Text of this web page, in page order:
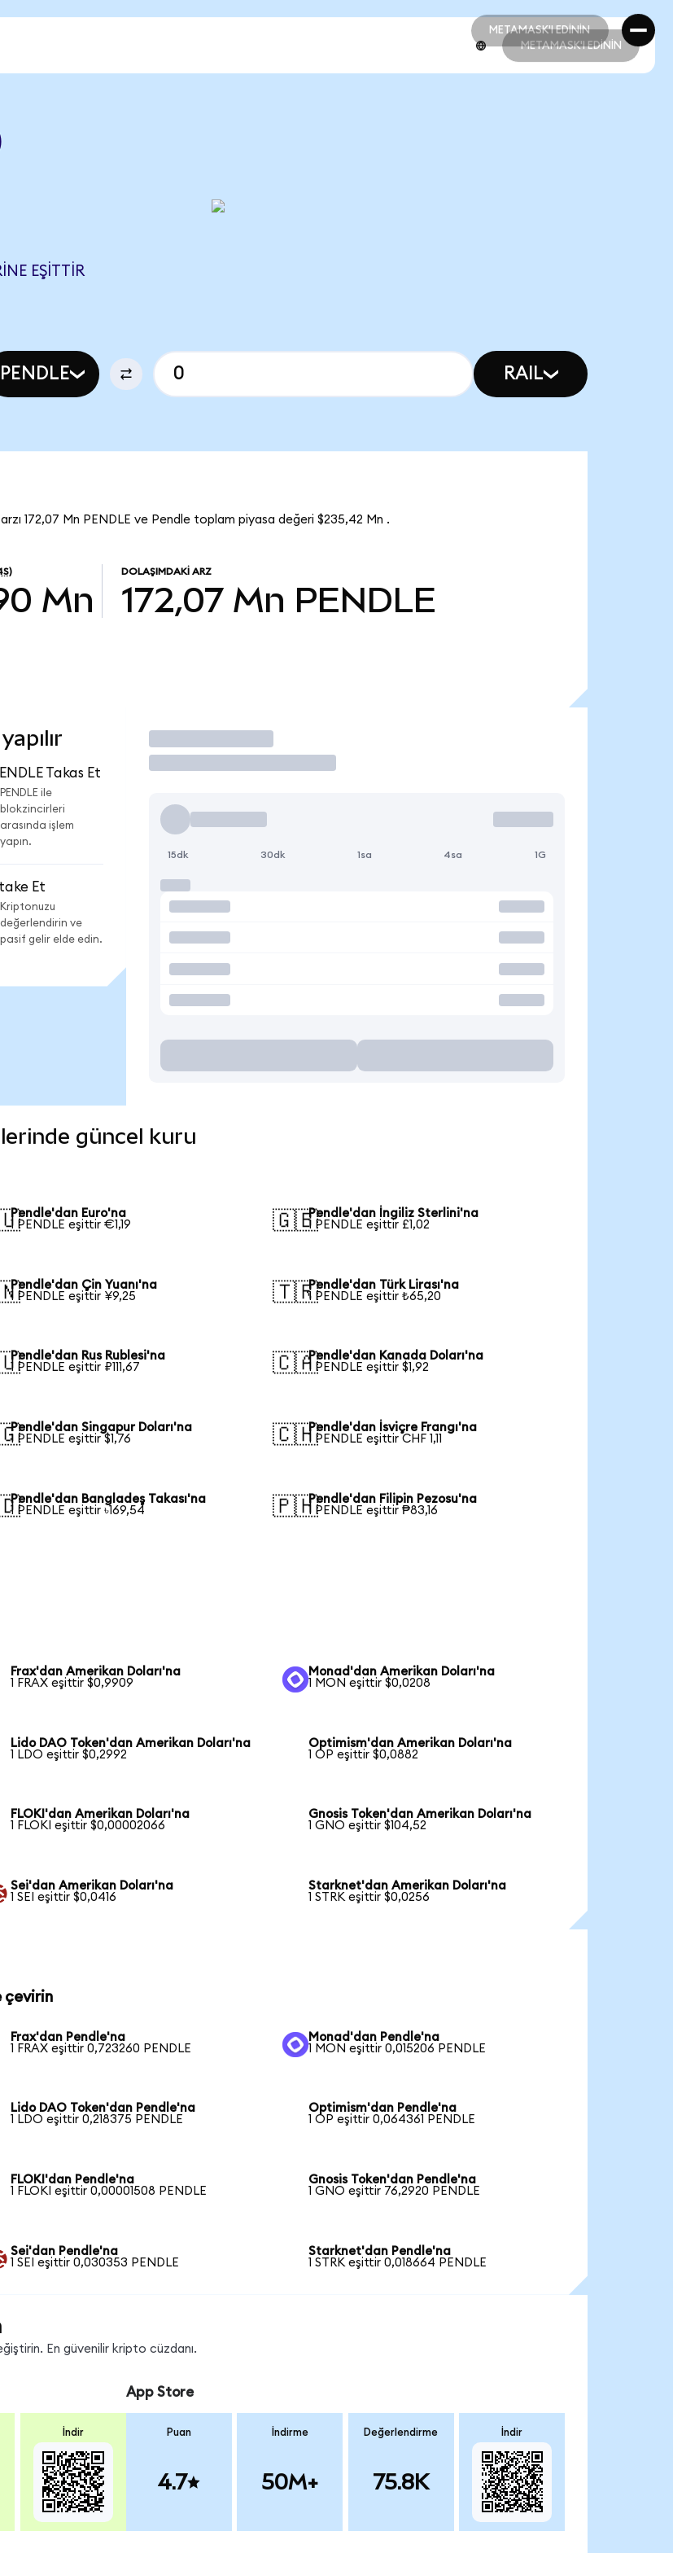
METAMASK'I EDİNİN
METAMASK'I EDİNİN
METAMASK'I EDİNİN
EŞITTIR
PENDLE RAIL
172,07 Mn PENDLE ve Pendle toplam piyasa değeri $235,42 Mn .
Mn
DOLAŞIMDAKI ARZ
172,07 Mn PENDLE
Takas Et
PENDLE ile
blokzincirleri
arasında işlem
yapın.
Et
Kriptonuzu
değerlendirin ve
pasif gelir elde edin.
İşlem Yap
15dk 30dk 1sa 4sa 1G
güncel kuru
Pendle'dan Euro'na
1 PENDLE eşittir €1,19
🇬🇧Pendle'dan İngiliz Sterlini'na
1 PENDLE eşittir £1,02
Pendle'dan Çin Yuanı'na
1 PENDLE eşittir ¥9,25
🇹🇷Pendle'dan Türk Lirası'na
1 PENDLE eşittir ₺65,20
Pendle'dan Rus Rublesi'na
1 PENDLE eşittir ₽111,67
🇨🇦Pendle'dan Kanada Doları'na
1 PENDLE eşittir $1,92
Pendle'dan Singapur Doları'na
1 PENDLE eşittir $1,76
🇨🇭Pendle'dan İsviçre Frangı'na
1 PENDLE eşittir CHF 1,11
Pendle'dan Bangladeş Takası'na
1 PENDLE eşittir ৳169,54
🇵🇭Pendle'dan Filipin Pezosu'na
1 PENDLE eşittir ₱83,16
Frax'dan Amerikan Doları'na
1 FRAX eşittir $0,9909
Monad'dan Amerikan Doları'na
1 MON eşittir $0,0208
Lido DAO Token'dan Amerikan Doları'na
1 LDO eşittir $0,2992
Optimism'dan Amerikan Doları'na
1 OP eşittir $0,0882
FLOKI'dan Amerikan Doları'na
1 FLOKI eşittir $0,00002066
Gnosis Token'dan Amerikan Doları'na
1 GNO eşittir $104,52
Sei'dan Amerikan Doları'na
1 SEI eşittir $0,0416
Starknet'dan Amerikan Doları'na
1 STRK eşittir $0,0256
çevirin
Frax'dan Pendle'na
1 FRAX eşittir 0,723260 PENDLE
Monad'dan Pendle'na
1 MON eşittir 0,015206 PENDLE
Lido DAO Token'dan Pendle'na
1 LDO eşittir 0,218375 PENDLE
Optimism'dan Pendle'na
1 OP eşittir 0,064361 PENDLE
FLOKI'dan Pendle'na
1 FLOKI eşittir 0,00001508 PENDLE
Gnosis Token'dan Pendle'na
1 GNO eşittir 76,2920 PENDLE
Sei'dan Pendle'na
1 SEI eşittir 0,030353 PENDLE
Starknet'dan Pendle'na
1 STRK eşittir 0,018664 PENDLE
En güvenilir kripto cüzdanı.
İndir
App Store
Puan
4.7
İndirme
50M+
Değerlendirme
75.8K
İndir